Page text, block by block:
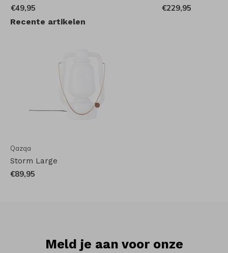
€49,95
€229,95
Recente artikelen
Qazqa
Storm Large
€89,95
Meld je aan voor onze